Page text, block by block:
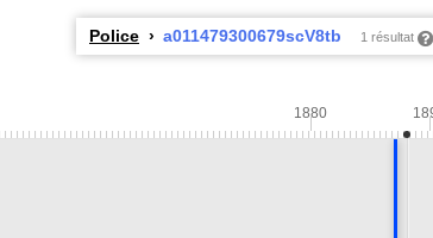
Police a011479300679scV8tb 1 résultat
1880